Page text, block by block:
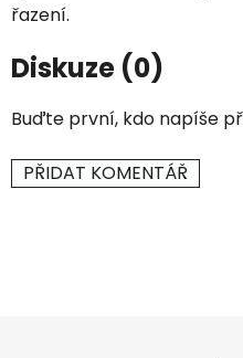
řazení.
Diskuze (0)
Buďte první, kdo napíše
PŘIDAT KOMENTÁŘ